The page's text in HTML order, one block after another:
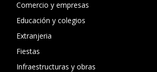
Comercio y empresas
Educación y colegios
Extranjeria
Fiestas
Infraestructuras y obras